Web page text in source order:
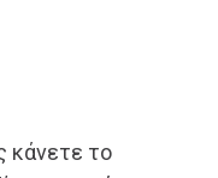
κάνετε το